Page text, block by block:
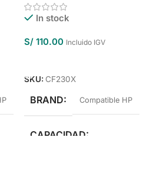
In stock
S/ 110.00 Incluido IGV
SKU: CF230X
BRAND Compatible HP
CAPACIDAD